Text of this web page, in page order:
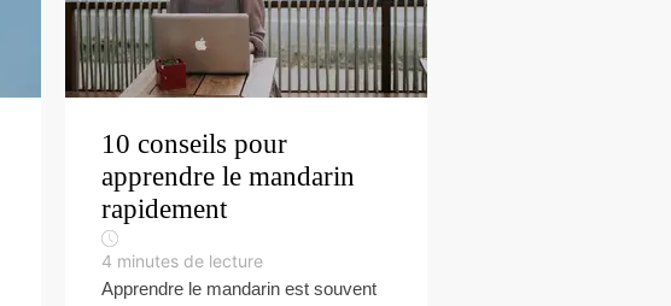
10 conseils pour
apprendre le mandarin
rapidement
4 minutes de lecture
Apprendre le mandarin est souvent